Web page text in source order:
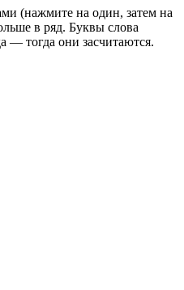
(нажмите на один, затем на
в ряд. Буквы слова
— тогда они засчитаются.